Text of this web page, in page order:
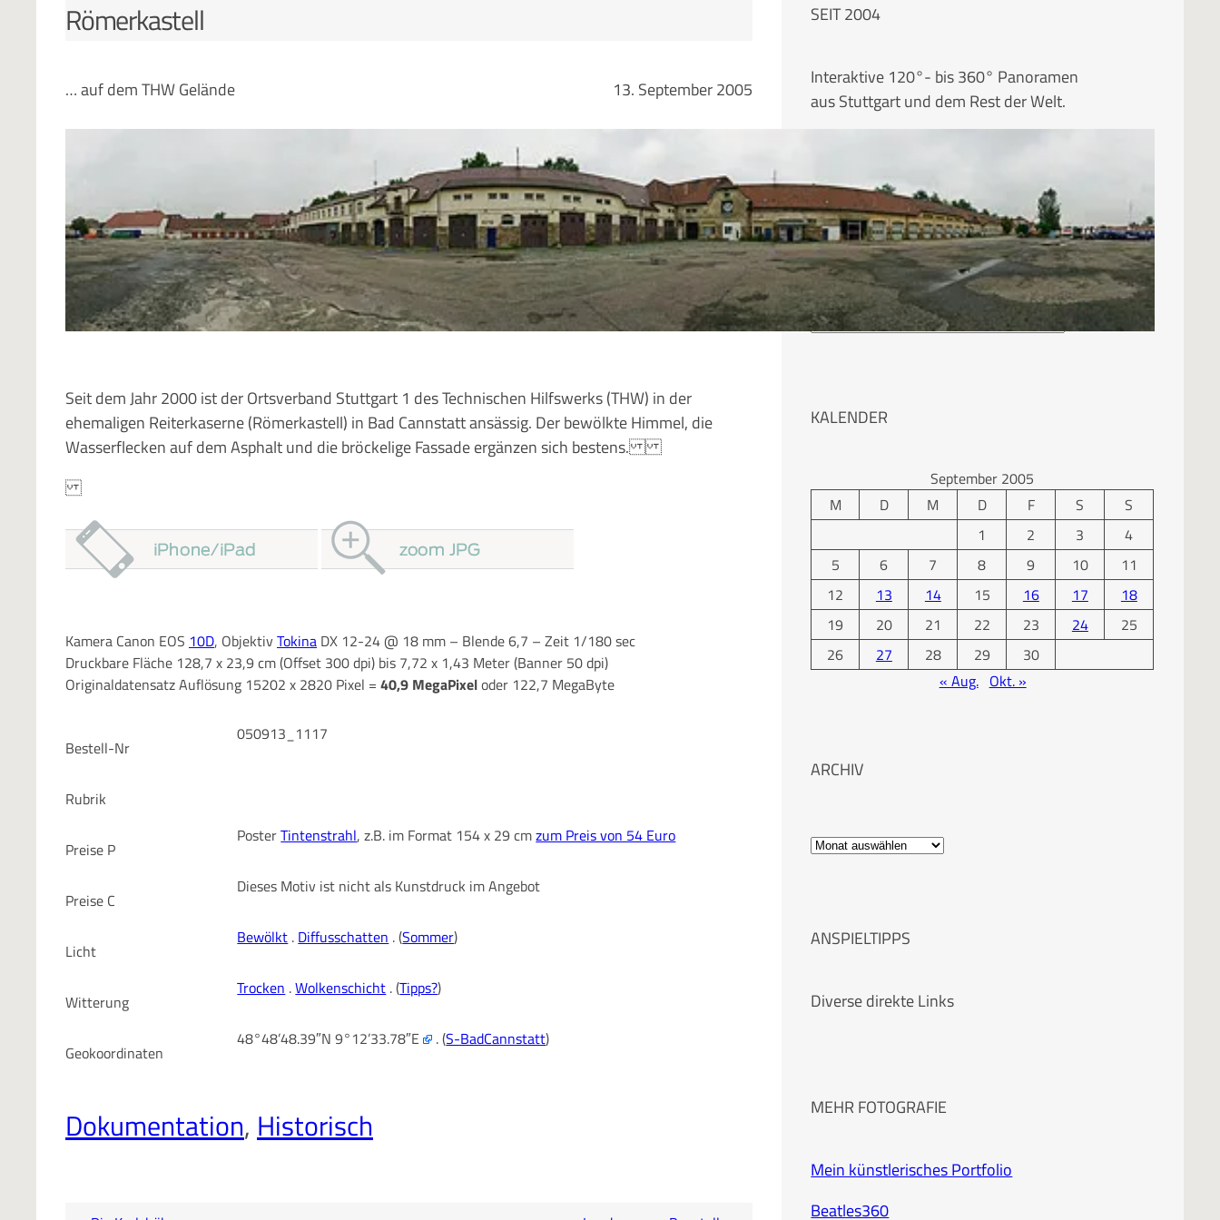
Römerkastell
… auf dem THW Gelände 13. September 2005
Seit dem Jahr 2000 ist der Ortsverband Stuttgart 1 des Technischen Hilfswerks (THW) in der
ehemaligen Reiterkaserne (Römerkastell) in Bad Cannstatt ansässig. Der bewölkte Himmel, die
Wasserflecken auf dem Asphalt und die bröckelige Fassade ergänzen sich bestens.
Kamera Canon EOS 10D, ObjektivTokina DX 12-24 @ 18 mm – Blende 6,7 – Zeit 1/180 sec
Druckbare Fläche 128,7 x 23,9 cm (Offset 300 dpi) bis 7,72 x 1,43 Meter (Banner 50 dpi)
Originaldatensatz Auflösung 15202 x 2820 Pixel = 40,9 MegaPixeloder 122,7 MegaByte
Bestell-Nr
050913_1117
Rubrik
Preise P
PosterTintenstrahl, z.B. im Format 154 x 29 cmzum Preis von 54 Euro
Preise C
Dieses Motiv ist nicht als Kunstdruck im Angebot
Licht
Bewölkt . Diffusschatten . (Sommer)
Witterung
Trocken .Wolkenschicht . (Tipps?)
Geokoordinaten
48°48’48.39″N 9°12’33.78″E . (S-BadCannstatt)
Dokumentation, Historisch
SEIT 2004
Interaktive 120°- bis 360° Panoramen
aus Stuttgart und dem Rest der Welt.
RUBRIKEN
Kategorien
KALENDER
September 2005
M
D M D F S
S
1
2 3
4
5
6 7 8 9 10
11
12
13 14 15 16 17
18
19
20 21 22 23 24
25
26
27 28 29
30
« Aug. Okt. »
ARCHIV
A
i
ANSPIELTIPPS
Diverse direkte Links
MEHR FOTOGRAFIE
Mein künstlerisches Portfolio
Beatles360